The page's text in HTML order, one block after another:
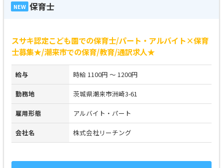
NEW 保育士
スサキ認定こども園での保育士/パート・アルバイト×保育
士募集★/潮来市での保育/教育/通訳求人★
給与 時給 1100円 ～ 1200円
勤務地 茨城県潮来市洲崎3-61
雇用形態 アルバイト・パート
会社名 株式会社リーチング